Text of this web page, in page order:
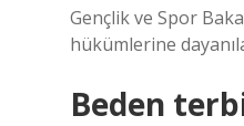
Gençlik ve Spor
hükümlerine
Beden